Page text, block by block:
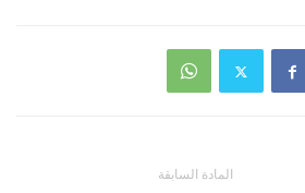
المادة السابقة